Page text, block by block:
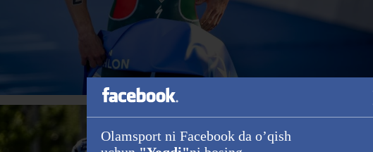
Olamsport ni Facebook da o’qish